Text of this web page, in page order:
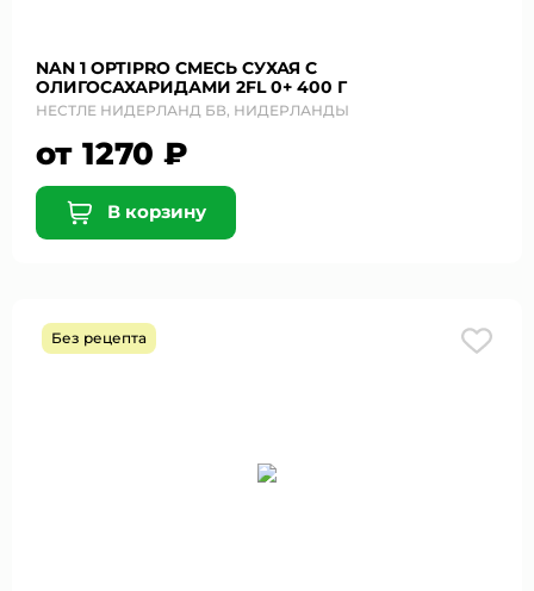
NAN 1 OPTIPRO СМЕСЬ СУХАЯ С
ОЛИГОСАХАРИДАМИ 2FL 0+ 400 Г
НЕСТЛЕ НИДЕРЛАНД БВ, НИДЕРЛАНДЫ
от 1270 ₽
В корзину
Без рецепта
Защита от автоматических сообщений
Введите слово на картинке
соответствии с Федеральным законом от 27.07.2006 года